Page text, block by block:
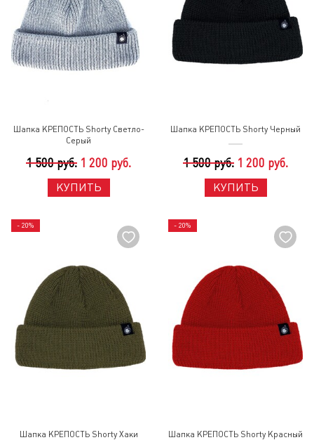
Шапка КРЕПОСТЬ Shorty Светло-
Серый
1 500 руб. 1 200 руб.
КУПИТЬ
Шапка КРЕПОСТЬ Shorty Черный
1 500 руб. 1 200 руб.
КУПИТЬ
- 20%
Шапка КРЕПОСТЬ Shorty Хаки
- 20%
Шапка КРЕПОСТЬ Shorty Красный